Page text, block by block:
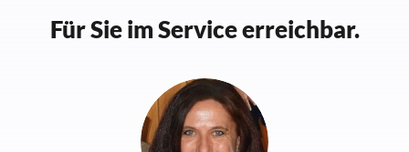
Für Sie im Service erreichbar.